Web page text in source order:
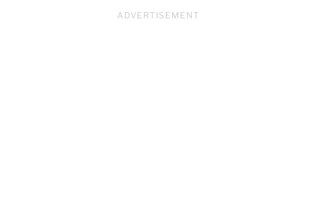
ADVERTISEMENT